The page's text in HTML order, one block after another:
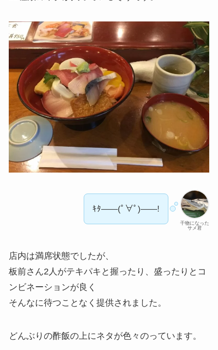
干物になった
サメ君
ｷﾀ――(ﾟ∀ﾟ)――!
店内は満席状態でしたが、
板前さん2人がテキパキと握ったり、盛ったりとコ
ンビネーションが良く
そんなに待つことなく提供されました。
どんぶりの酢飯の上にネタが色々のっています。